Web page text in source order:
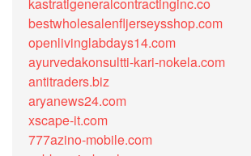
bestwholesalenfljerseysshop.com
openlivinglabdays14.com
ayurvedakonsultti-kari-nokela.com
antitraders.biz
aryanews24.com
xscape-it.com
777azino-mobile.com